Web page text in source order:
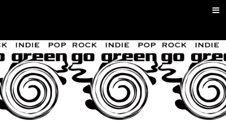
Menu
go green |
Rock/Psych
Music